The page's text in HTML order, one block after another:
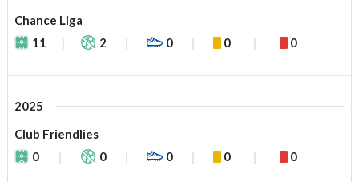
Chance Liga
11
2 0 0 0
2025
Club Friendlies
0
0 0 0 0